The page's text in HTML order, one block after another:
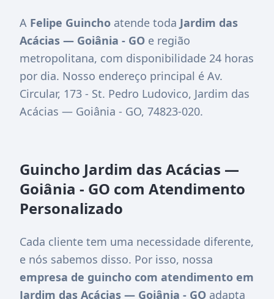
A Felipe Guincho atende toda Jardim das
Acácias — Goiânia - GO e região
metropolitana, com disponibilidade 24 horas
por dia. Nosso endereço principal é Av.
Circular, 173 - St. Pedro Ludovico, Jardim das
Acácias — Goiânia - GO, 74823-020.
Guincho Jardim das Acácias —
Goiânia - GO com Atendimento
Personalizado
Cada cliente tem uma necessidade diferente,
e nós sabemos disso. Por isso, nossa
empresa de guincho com atendimento em
Jardim das Acácias — Goiânia - GO adapta